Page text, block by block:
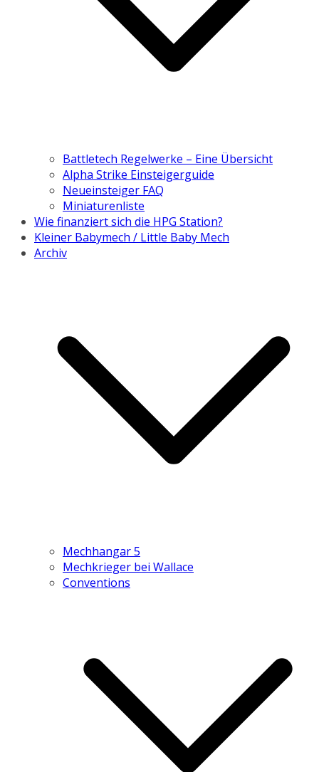
Battletech Regelwerke – Eine Übersicht
Alpha Strike Einsteigerguide
Neueinsteiger FAQ
Miniaturenliste
Wie finanziert sich die HPG Station?
Kleiner Babymech / Little Baby Mech
Archiv
Mechhangar 5
Mechkrieger bei Wallace
Conventions